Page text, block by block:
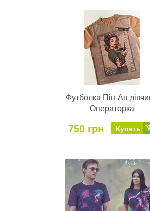
Футболка Пін-Ап
Операторка
750 грн Купить